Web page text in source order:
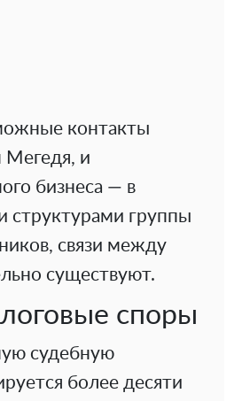
контакты
Мегедя, и
бизнеса — в
структурами группы
связи между
существуют.
споры
судебную
более десяти